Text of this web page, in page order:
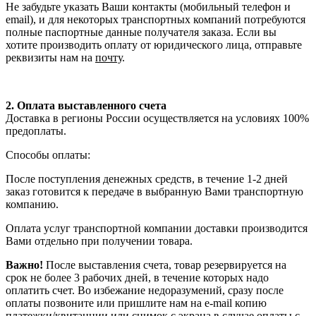
Не забудьте указать Ваши контакты (мобильный телефон и
email), и для некоторых транспортных компаний потребуются
полные паспортные данные получателя заказа. Если вы
хотите производить оплату от юридического лица, отправьте
реквизиты нам на почту.
2. Оплата выставленного счета
Доставка в регионы России осуществляется на условиях 100%
предоплаты.
Способы оплаты:
После поступления денежных средств, в течение 1-2 дней
заказ готовится к передаче в выбранную Вами транспортную
компанию.
Оплата услуг транспортной компании доставки производится
Вами отдельно при получении товара.
Важно! После выставления счета, товар резервируется на
срок не более 3 рабочих дней, в течение которых надо
оплатить счет. Во избежание недоразумений, сразу после
оплаты позвоните или пришлите нам на e-mail копию